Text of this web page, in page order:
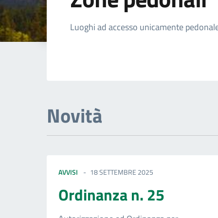
Dettagli della
Luoghi ad accesso unicamente
Novità
AVVISI 18 SETTEMBRE 2025
Ordinanza n. 25